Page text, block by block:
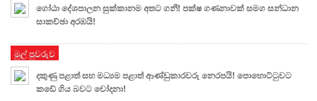
ගෝඨා දේශපාලන සුක්කානම අතට ගනී! පක්ෂ ගණනාවක් සමග සන්ධාන
සාකච්ඡා අරඹයි!
මුල් පුවරුව
දකුණු පළාත් සහ මධ්‍යම පළාත් ආණ්ඩුකාරවරු නෙරපයි! පොහොට්ටුවට
කඩේ ගිය බවට චෝදනා!